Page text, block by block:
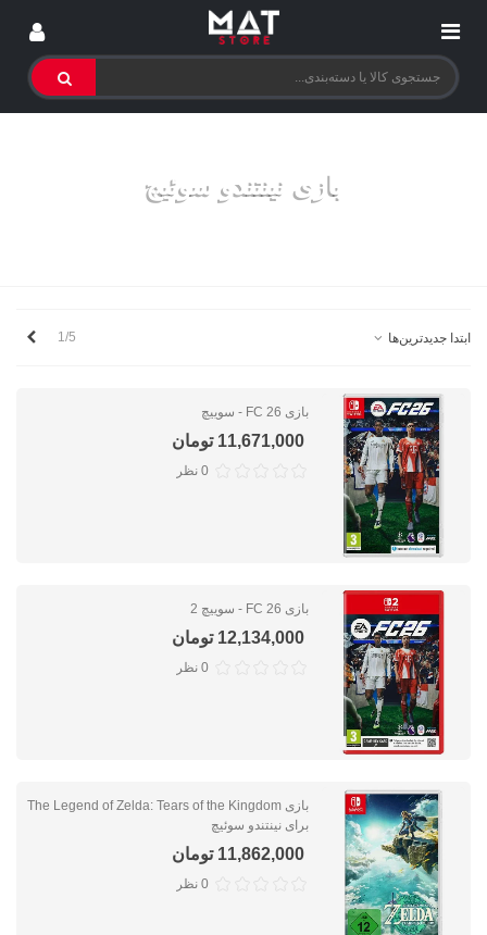
بازی نینتندو سوئیچ
ابتدا جدیدترین‌ها 1/5
بازی FC 26 - سوییچ
11,671,000 تومان
0 نظر
بازی FC 26 - سوییچ 2
12,134,000 تومان
0 نظر
بازی The Legend of Zelda: Tears of the Kingdom
برای نینتندو سوئیچ
11,862,000 تومان
0 نظر